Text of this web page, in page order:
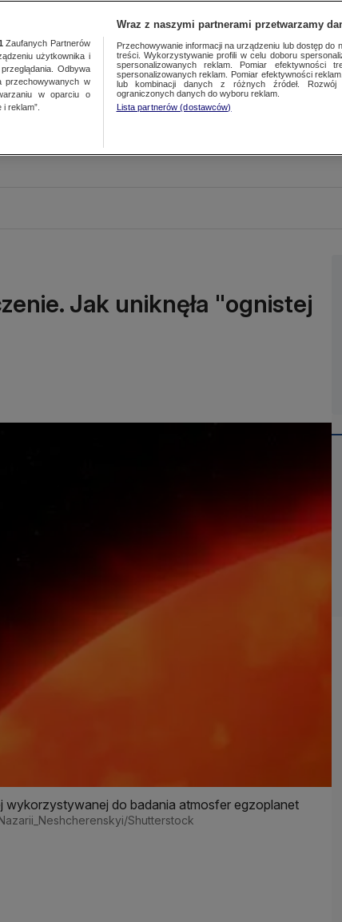
Jak uniknęła "ognistej
do badania atmosfer egzoplanet
Shutterstock
Zaufanych Partnerów
użytkownika i
Odbywa
przechowywanych w
w oparciu o
reklam”.
Wraz z naszymi partnerami przetwarzamy
Przechowywanie informacji na urządzeniu lub dostęp do
treści. Wykorzystywanie profili w celu doboru
spersonalizowanych reklam. Pomiar efektywności
spersonalizowanych reklam. Pomiar efektywności
lub kombinacji danych z różnych źródeł. Rozwój
ograniczonych danych do wyboru reklam.
Lista partnerów (dostawców)